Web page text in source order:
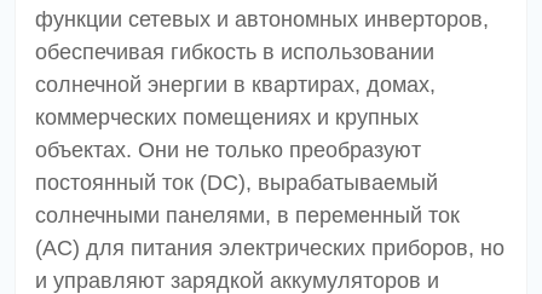
функции сетевых и автономных инверторов,
обеспечивая гибкость в использовании
солнечной энергии в квартирах, домах,
коммерческих помещениях и крупных
объектах. Они не только преобразуют
постоянный ток (DC), вырабатываемый
солнечными панелями, в переменный ток
(AC) для питания электрических приборов, но
и управляют зарядкой аккумуляторов и